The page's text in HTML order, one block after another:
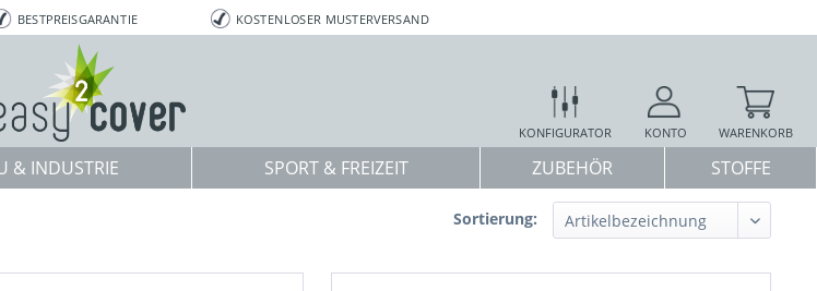
BESTPREISGARANTIE KOSTENLOSER MUSTERVERSAND
KONFIGURATOR KONTO WARENKORB
& INDUSTRIE SPORT & FREIZEIT ZUBEHÖR STOFFE
Sortierung: